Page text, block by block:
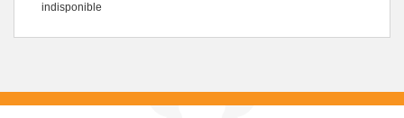
indisponible